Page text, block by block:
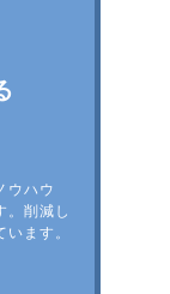
ウハウ
。削減し
ます。